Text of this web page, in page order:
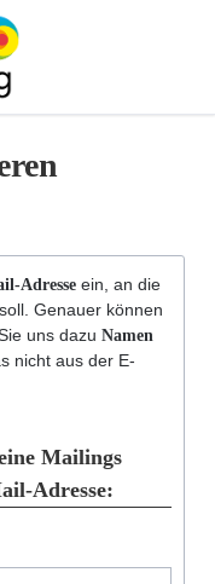
Adresseein, an die
Genauer können
uns dazu Namen
nicht aus der E-
Mailings
Adresse: